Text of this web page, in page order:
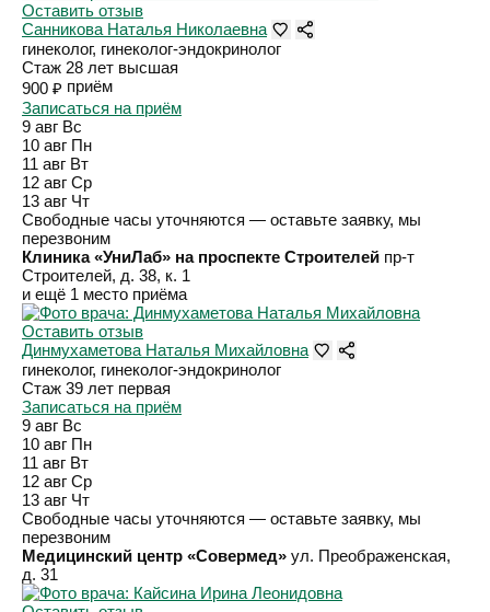
Оставить отзыв
Санникова Наталья Николаевна
гинеколог, гинеколог-эндокринолог
Стаж 28 лет высшая
900 ₽ приём
Записаться на приём
9 авг Вс
10 авг Пн
11 авг Вт
12 авг Ср
13 авг Чт
Свободные часы уточняются — оставьте заявку, мы
перезвоним
Клиника «УниЛаб» на проспекте Строителей пр-т
Строителей, д. 38, к. 1
и ещё 1 место приёма
Оставить отзыв
Динмухаметова Наталья Михайловна
гинеколог, гинеколог-эндокринолог
Стаж 39 лет первая
Записаться на приём
9 авг Вс
10 авг Пн
11 авг Вт
12 авг Ср
13 авг Чт
Свободные часы уточняются — оставьте заявку, мы
перезвоним
Медицинский центр «Совермед» ул. Преображенская,
д. 31